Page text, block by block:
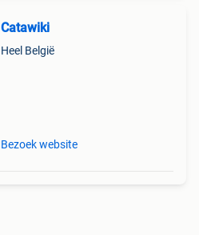
Catawiki
Heel België
Bezoek website